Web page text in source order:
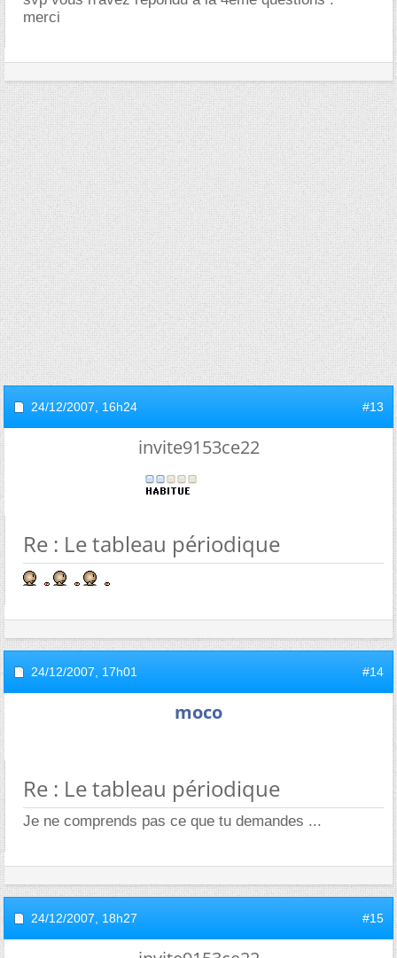
merci
24/12/2007, 16h24 #13
invite9153ce22
Re : Le tableau périodique
24/12/2007, 17h01 #14
moco
Re : Le tableau périodique
Je ne comprends pas ce que tu demandes ...
24/12/2007, 18h27 #15